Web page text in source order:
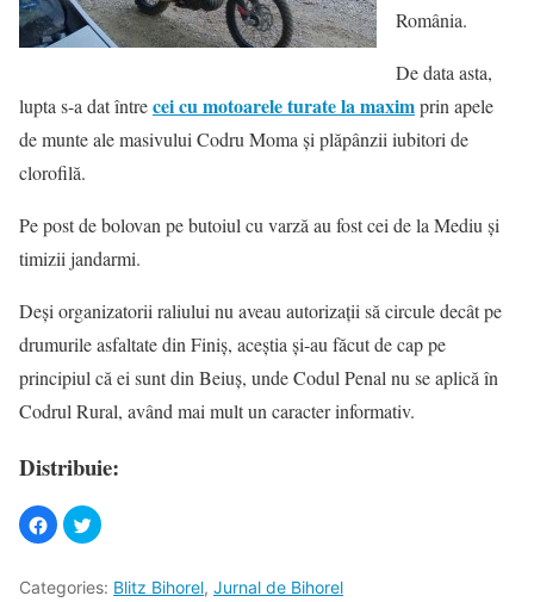
România.
De data asta,
lupta s-a dat întrecei cu motoarele turate la maximprin apele
de munte ale masivului Codru Moma şi plăpânzii iubitori de
clorofilă.
Pe post de bolovan pe butoiul cu varză au fost cei de la Mediu şi
timizii jandarmi.
Deşi organizatorii raliului nu aveau autorizaţii să circule decât pe
drumurile asfaltate din Finiş, aceştia şi-au făcut de cap pe
principiul că ei sunt din Beiuş, unde Codul Penal nu se aplică în
Codrul Rural, având mai mult un caracter informativ.
Distribuie:
Categories: Blitz Bihorel, Jurnal de Bihorel